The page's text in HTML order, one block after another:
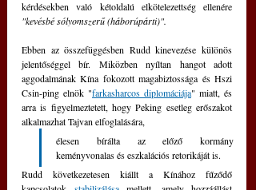
"kevésbé sólyomszerű (háborúpárti)".
Ebben az összefüggésben Rudd kinevezése különös
jelentőséggel bír. Miközben nyíltan hangot adott
aggodalmának Kína fokozott magabiztossága és Hszi
Csin-ping elnök "farkasharcos diplomáciája" miatt, és
arra is figyelmeztetett, hogy Peking esetleg erőszakot
alkalmazhat Tajvan elfoglalására,
élesen bírálta az előző kormány
keményvonalas és eszkalációs retorikáját is.
Rudd következetesen kiállt a Kínához fűződő